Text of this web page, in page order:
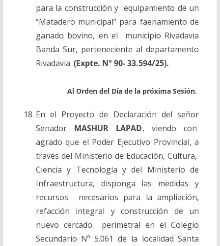
para la construcción y equipamiento de un
“Matadero municipal” para faenamiento de
ganado bovino, en el municipio Rivadavia
Banda Sur, perteneciente al departamento
Rivadavia. (Expte. N° 90- 33.594/25).
Al Orden del Día de la próxima Sesión.
En el Proyecto de Declaración del señor
Senador MASHUR LAPAD, viendo con
agrado que el Poder Ejecutivo Provincial, a
través del Ministerio de Educación, Cultura,
Cienciay Tecnología y del Ministerio de
Infraestructura, disponga las medidas y
recursos necesarios para la ampliación,
refacción integral y construcción de un
nuevo cercado perimetral en el Colegio
Secundario Nº 5.061 de la localidad Santa